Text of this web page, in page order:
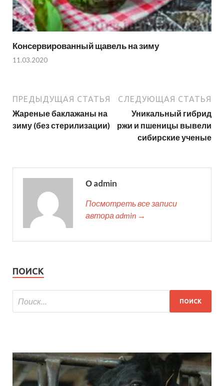
Консервированный щавель на зиму
11.03.2020
ПРЕДЫДУЩАЯ СТАТЬЯ
Жареные баклажаны на
зиму (без стерилизации)
СЛЕДУЮЩАЯ СТАТЬЯ
Уникальный гибрид
ржи и пшеницы вывели
сибирские ученые
О admin
Посмотреть все записи
автора admin →
ПОИСК